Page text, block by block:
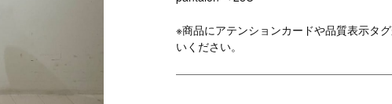
※商品にアテンションカードや品質表示タ
いください。